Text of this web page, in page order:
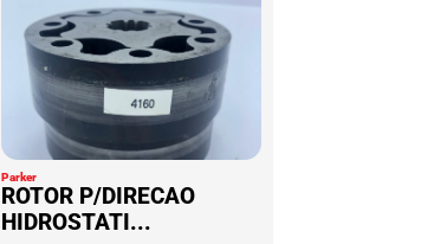
Parker
ROTOR P/DIRECAO
HIDROSTATI...